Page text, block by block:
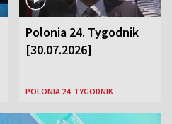
Polonia 24. Tygodnik
[30.07.2026]
POLONIA 24. TYGODNIK